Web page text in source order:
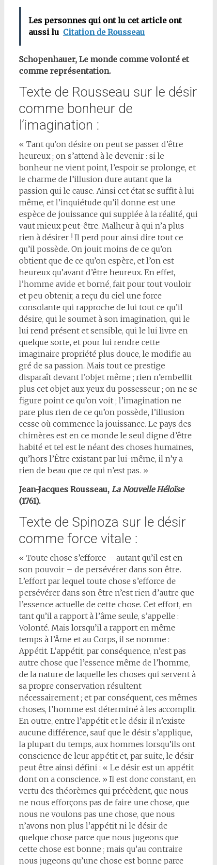
Les personnes qui ont lu cet article ont
aussi lu Citation de Rousseau
Schopenhauer, Le monde comme volonté et
comme représentation.
Texte de Rousseau sur le désir
comme bonheur de
l’imagination :
« Tant qu’on désire on peut se passer d’être
heureux ; on s’attend à le devenir : si le
bonheur ne vient point, l’espoir se prolonge, et
le charme de l’illusion dure autant que la
passion qui le cause. Ainsi cet état se suffit à lui-
même, et l’inquiétude qu’il donne est une
espèce de jouissance qui supplée à la réalité, qui
vaut mieux peut-être. Malheur à qui n’a plus
rien à désirer ! Il perd pour ainsi dire tout ce
qu’il possède. On jouit moins de ce qu’on
obtient que de ce qu’on espère, et l’on est
heureux qu’avant d’être heureux. En effet,
l’homme avide et borné, fait pour tout vouloir
et peu obtenir, a reçu du ciel une force
consolante qui rapproche de lui tout ce qu’il
désire, qui le soumet à son imagination, qui le
lui rend présent et sensible, qui le lui livre en
quelque sorte, et pour lui rendre cette
imaginaire propriété plus douce, le modifie au
gré de sa passion. Mais tout ce prestige
disparaît devant l’objet même ; rien n’embellit
plus cet objet aux yeux du possesseur ; on ne se
figure point ce qu’on voit ; l’imagination ne
pare plus rien de ce qu’on possède, l’illusion
cesse où commence la jouissance. Le pays des
chimères est en ce monde le seul digne d’être
habité et tel est le néant des choses humaines,
qu’hors l’Être existant par lui-même, il n’y a
rien de beau que ce qui n’est pas. »
Jean-Jacques Rousseau, La Nouvelle Héloïse
(1761).
Texte de Spinoza sur le désir
comme force vitale :
« Toute chose s’efforce – autant qu’il est en
son pouvoir – de persévérer dans son être.
L’effort par lequel toute chose s’efforce de
persévérer dans son être n’est rien d’autre que
l’essence actuelle de cette chose. Cet effort, en
tant qu’il a rapport à l’âme seule, s’appelle :
Volonté. Mais lorsqu’il a rapport en même
temps à l’Âme et au Corps, il se nomme :
Appétit. L’appétit, par conséquence, n’est pas
autre chose que l’essence même de l’homme,
de la nature de laquelle les choses qui servent à
sa propre conservation résultent
nécessairement ; et par conséquent, ces mêmes
choses, l’homme est déterminé à les accomplir.
En outre, entre l’appétit et le désir il n’existe
aucune différence, sauf que le désir s’applique,
la plupart du temps, aux hommes lorsqu’ils ont
conscience de leur appétit et, par suite, le désir
peut être ainsi défini : « Le désir est un appétit
dont on a conscience. » Il est donc constant, en
vertu des théorèmes qui précèdent, que nous
ne nous efforçons pas de faire une chose, que
nous ne voulons pas une chose, que nous
n’avons non plus l’appétit ni le désir de
quelque chose parce que nous jugeons que
cette chose est bonne ; mais qu’au contraire
nous jugeons qu’une chose est bonne parce